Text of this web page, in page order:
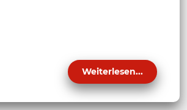
Weiterlesen...